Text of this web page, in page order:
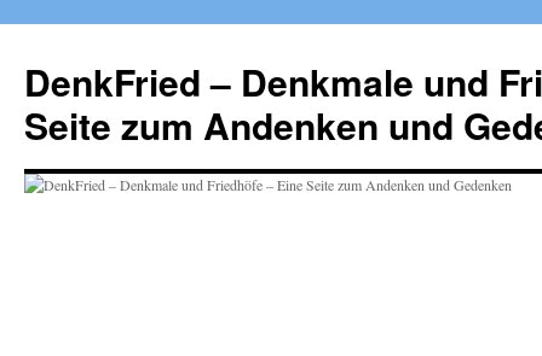
springen
DenkFried – Denkmale und
Seite zum Andenken und